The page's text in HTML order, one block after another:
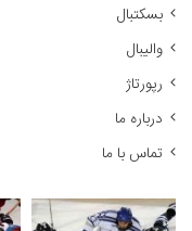
بسکتبال
والیبال
رپورتاژ
درباره ما
تماس با ما